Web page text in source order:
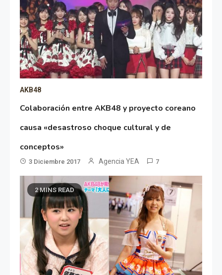
AKB48
Colaboración entre AKB48 y proyecto coreano
causa «desastroso choque cultural y de
conceptos»
3 Diciembre 2017 Agencia YEA 7
2 MINS READ